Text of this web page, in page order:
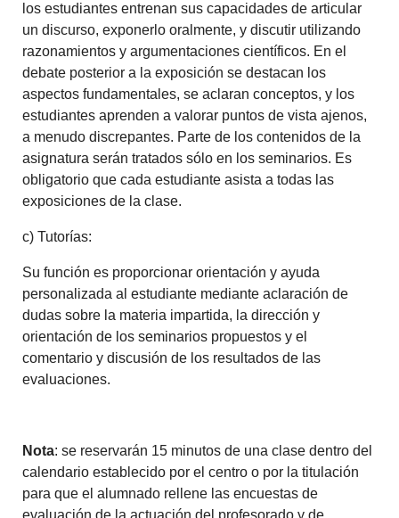
los estudiantes entrenan sus capacidades de articular
un discurso, exponerlo oralmente, y discutir utilizando
razonamientos y argumentaciones científicos. En el
debate posterior a la exposición se destacan los
aspectos fundamentales, se aclaran conceptos, y los
estudiantes aprenden a valorar puntos de vista ajenos,
a menudo discrepantes. Parte de los contenidos de la
asignatura serán tratados sólo en los seminarios. Es
obligatorio que cada estudiante asista a todas las
exposiciones de la clase.
c) Tutorías:
Su función es proporcionar orientación y ayuda
personalizada al estudiante mediante aclaración de
dudas sobre la materia impartida, la dirección y
orientación de los seminarios propuestos y el
comentario y discusión de los resultados de las
evaluaciones.
Nota: se reservarán 15 minutos de una clase dentro del
calendario establecido por el centro o por la titulación
para que el alumnado rellene las encuestas de